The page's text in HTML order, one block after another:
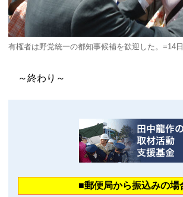
有権者は野党統一の都知事候補を歓迎した。=14
～終わり～
■郵便局から振込みの場